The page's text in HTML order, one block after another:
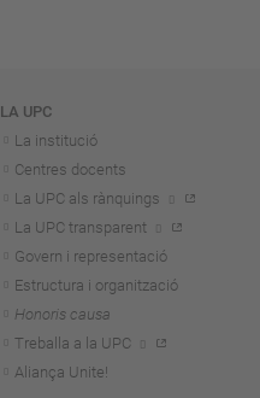
LA UPC
La institució
Centres docents
La UPC als rànquings
La UPC transparent
Govern i representació
Estructura i organització
Honoris causa
Treballa a la UPC
Aliança Unite!